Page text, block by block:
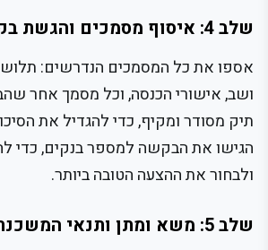
שלב 4: איסוף מסמכים והגשת בקשה
אספו את כל המסמכים הנדרשים:
ושב, אישורי הכנסה, וכל מסמך אחר
תיק מסודר ומקיף, כדי להגדיל את
הגישו את הבקשה למספר בנקים, כדי
ולבחור את ההצעה הטובה ביותר.
שלב 5: משא ומתן ותנאי המשכנתא